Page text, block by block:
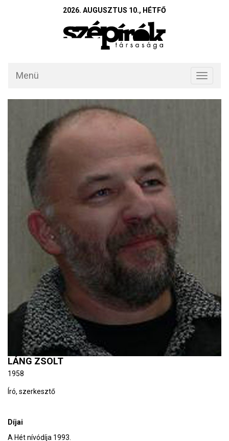
2026. AUGUSZTUS 10., HÉTFŐ
Toggle
Menü
LÁNG ZSOLT
1958
Író, szerkesztő
Díjai
A Hét nívódíja 1993.